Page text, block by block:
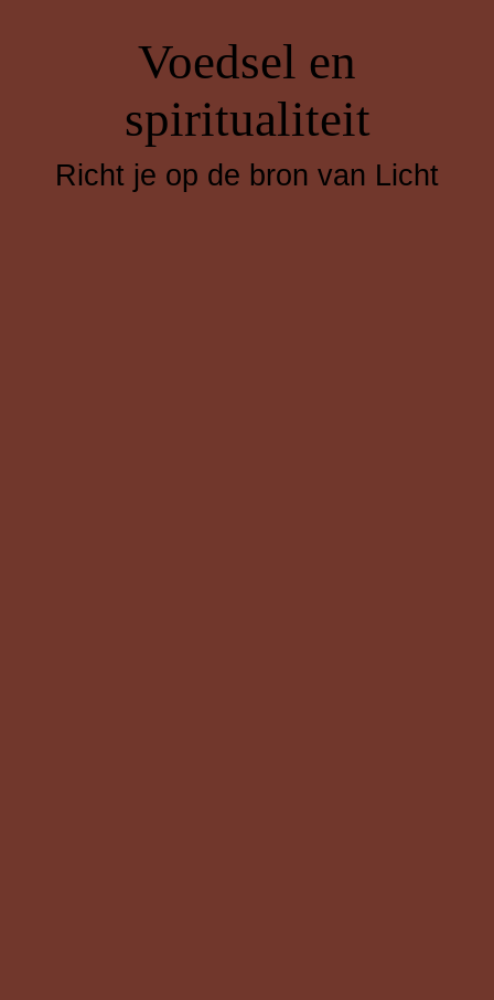
Voedsel en
spiritualiteit
Richt je op de bron van Licht